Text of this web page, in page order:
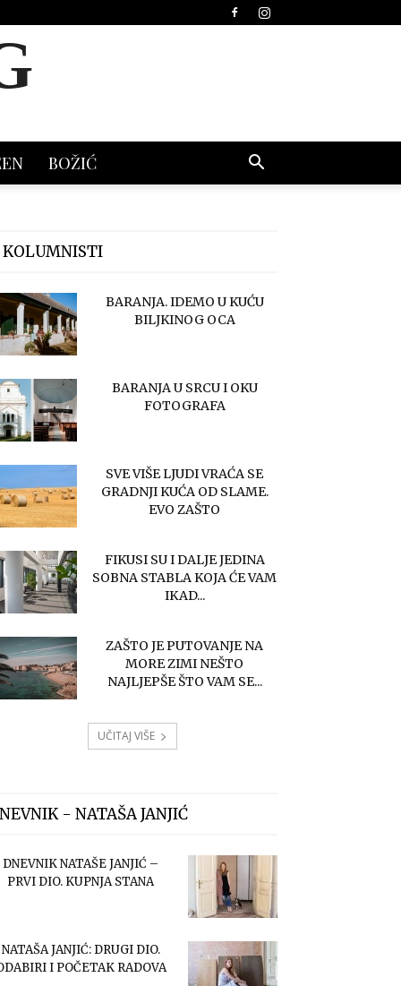
BOŽIĆ
KOLUMNISTI
BARANJA. IDEMO U KUĆU
BILJKINOG OCA
BARANJA U SRCU I OKU
FOTOGRAFA
SVE VIŠE LJUDI VRAĆA SE
GRADNJI KUĆA OD SLAME.
EVO ZAŠTO
FIKUSI SU I DALJE JEDINA
SOBNA STABLA KOJA ĆE VAM
IKAD...
ZAŠTO JE PUTOVANJE NA
MORE ZIMI NEŠTO
NAJLJEPŠE ŠTO VAM SE...
UČITAJ VIŠE
- NATAŠA JANJIĆ
DNEVNIK NATAŠE JANJIĆ –
PRVI DIO. KUPNJA STANA
NATAŠA JANJIĆ: DRUGI DIO.
I POČETAK RADOVA